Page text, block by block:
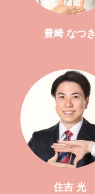
豊﨑 なつき
住吉 光